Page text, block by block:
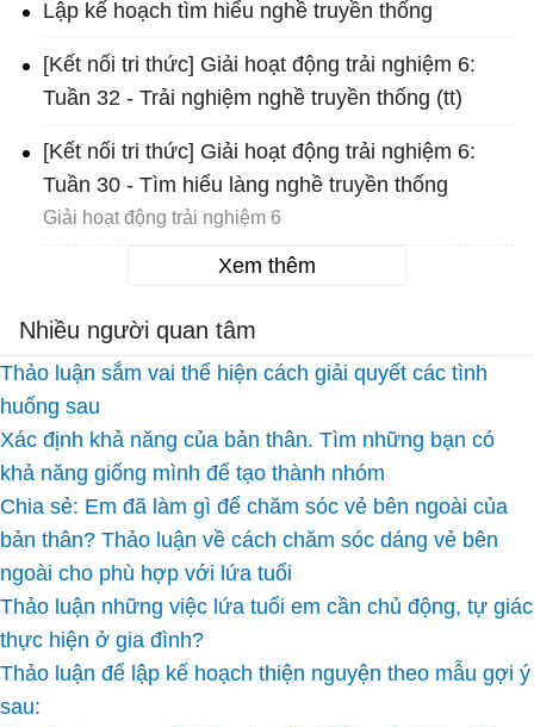
Lập kế hoạch tìm hiểu nghề truyền thống
[Kết nối tri thức] Giải hoạt động trải nghiệm 6:
Tuần 32 - Trải nghiệm nghề truyền thống (tt)
[Kết nối tri thức] Giải hoạt động trải nghiệm 6:
Tuần 30 - Tìm hiểu làng nghề truyền thống
Giải hoạt động trải nghiệm 6
Xem thêm
Nhiều người quan tâm
Thảo luận sắm vai thể hiện cách giải quyết các tình
huống sau
Xác định khả năng của bản thân. Tìm những bạn có
khả năng giống mình để tạo thành nhóm
Chia sẻ: Em đã làm gì để chăm sóc vẻ bên ngoài của
bản thân? Thảo luận về cách chăm sóc dáng vẻ bên
ngoài cho phù hợp với lứa tuổi
Thảo luận những việc lứa tuổi em cần chủ động, tự giác
thực hiện ở gia đình?
Thảo luận để lập kế hoạch thiện nguyện theo mẫu gợi ý
sau: